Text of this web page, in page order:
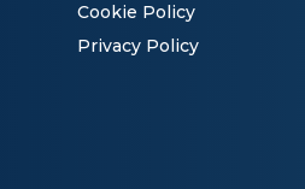
Cookie Policy
Privacy Policy